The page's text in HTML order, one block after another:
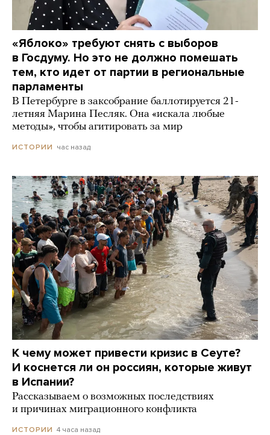
«Яблоко» требуют снять с выборов
в Госдуму. Но это не должно помешать
тем, кто идет от партии в региональные
парламенты
В Петербурге в заксобрание баллотируется 21-
летняя Марина Песляк. Она «искала любые
методы», чтобы агитировать за мир
ИСТОРИИ час назад
К чему может привести кризис в Сеуте?
И коснется ли он россиян, которые живут
в Испании?
Рассказываем о возможных последствиях
и причинах миграционного конфликта
ИСТОРИИ 4 часа назад